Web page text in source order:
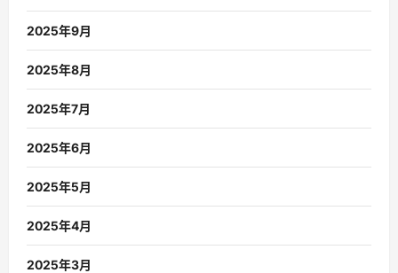
2025年9月
2025年8月
2025年7月
2025年6月
2025年5月
2025年4月
2025年3月